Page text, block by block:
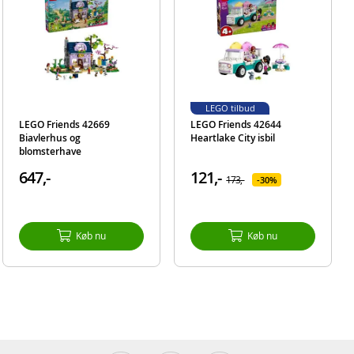
til
LEGO Friends 42669
Biavlerhus og
blomsterhave
647,-
Køb nu
LEGO Friends 42644
Heartlake City isbil
121,- 173,- 30%
Køb nu
LEGO tilbud